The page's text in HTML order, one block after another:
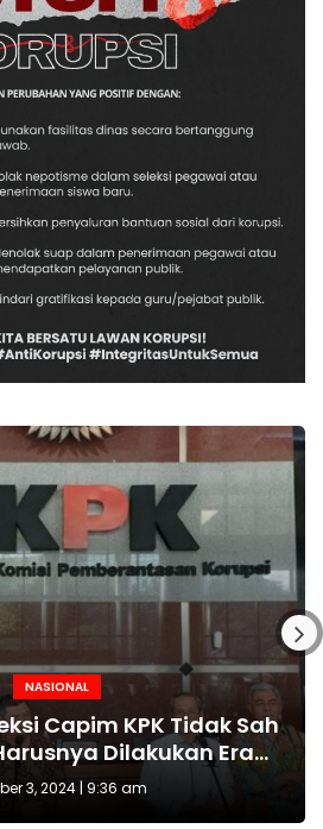
NASIONAL
76 Jadi Momentum
Perlindungan
dan Anak
NASIONAL
Capim KPK Tidak Sah
Dilakukan Era
Prabowo
3, 2024 | 9:36 am
NASIONAL
Kembali Tangkap 1
Pembubaran Paksa
di Kemang
BERITA
Kades Sejahtera Sigi
korupsi ADD